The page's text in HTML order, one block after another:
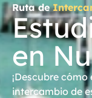
Ruta de
en
¡Descubre
intercambio de